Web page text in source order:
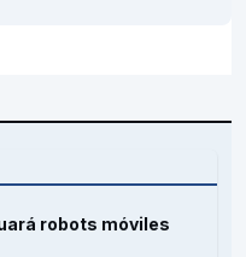
robots móviles